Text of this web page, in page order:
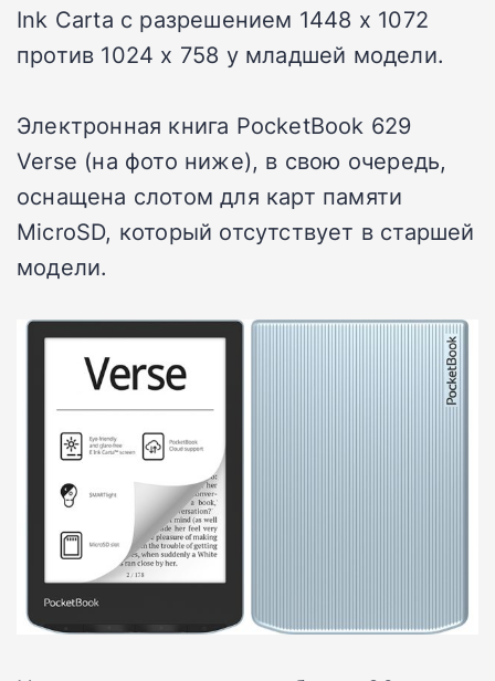
Ink Carta с разрешением 1448 х 1072
против 1024 х 758 у младшей модели.
Электронная книга PocketBook 629
Verse (на фото ниже), в свою очередь,
оснащена слотом для карт памяти
MicroSD, который отсутствует в старшей
модели.